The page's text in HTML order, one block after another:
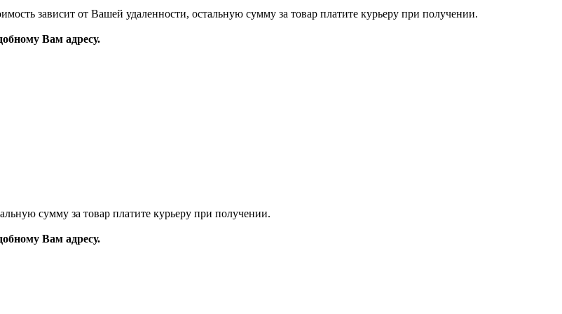
зависит от Вашей удаленности, остальную сумму за товар платите курьеру при получении.
Вам адресу.
сумму за товар платите курьеру при получении.
Вам адресу.